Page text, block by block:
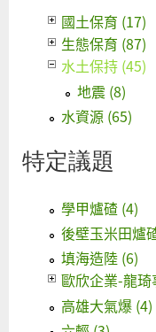
國土保育 (17)
生態保育 (87)
水土保持 (45)
地震 (8)
水資源 (65)
特定議題
學甲爐碴 (4)
後壁玉米田爐
填海造陸 (6)
歐欣企業-龍
高雄大氣爆 (4)